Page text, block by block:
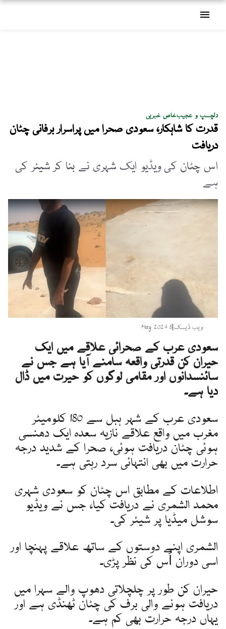
menu
دلچسپ و عجیبخاص خبریں
قدرت کا شاہکار، سعودی صحرا میں پراسرار برفانی چٹان
دریافت
اس چٹان کی ویڈیو ایک شہری نے بنا کر شیئر کی
ہے
ویب ڈیسک 8 May 2024
سعودی عرب کے صحرائی علاقے میں ایک
حیران کن قدرتی واقعہ سامنے آیا ہے جس نے
سائنسدانوں اور مقامی لوگوں کو حیرت میں ڈال
دیا ہے۔
سعودی عرب کے شہر ہبل سے 180 کلومیٹر
مغرب میں واقع علاقے نازیہ سعدہ ایک دھنسی
ہوئی چٹان دریافت ہوئی، صحرا کے شدید درجہ
حرارت میں بھی انتہائی سرد رہتی ہے۔
اطلاعات کے مطابق اس چٹان کو سعودی شہری
محمد الشمری نے دریافت کیا، جس نے ویڈیو
سوشل میڈیا پر شیئر کی۔
الشمری اپنے دوستوں کے ساتھ علاقے پہنچا اور
اسی دوران اُس کی نظر پڑی۔
حیران کن طور پر چلچلاتی دھوپ والے سہرا میں
دریافت ہونے والی برف کی چٹان ٹھنڈی ہے اور
یہاں درجہ حرارت بھی کم ہے۔